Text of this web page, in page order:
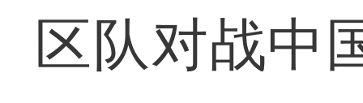
区队对战中